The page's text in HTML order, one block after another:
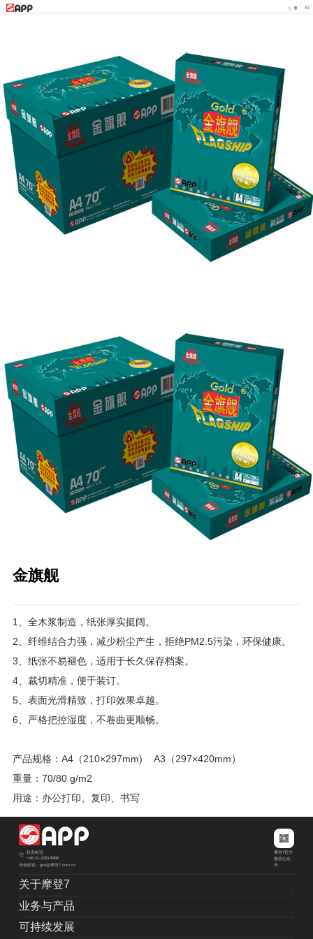
金旗舰
1、全木浆制造，纸张厚实挺阔。
2、纤维结合力强，减少粉尘产生，拒绝PM2.5污染，环保健康。
3、纸张不易褪色，适用于长久保存档案。
4、裁切精准，便于装订。
5、表面光滑精致，打印效果卓越。
6、严格把控湿度，不卷曲更顺畅。
产品规格：A4（210×297mm) A3（297×420mm）
重量：70/80 g/m2
用途：办公打印、复印、书写
联系电话
+86-21-2283-8888
绿色邮箱：grw@摩登7.com.cn
摩登7官方
微信公众
号
关于摩登7
业务与产品
可持续发展